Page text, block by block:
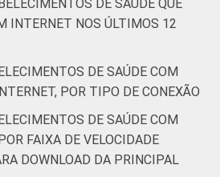
Não UBS
Capital 33
Centro Regional de
o Desenvolvimento da
DE SAÚDE QUE
INTERNET NOS ÚLTIMOS 12
DE SAÚDE COM
POR TIPO DE CONEXÃO
DE SAÚDE COM
FAIXA DE VELOCIDADE
DOWNLOAD DA PRINCIPAL